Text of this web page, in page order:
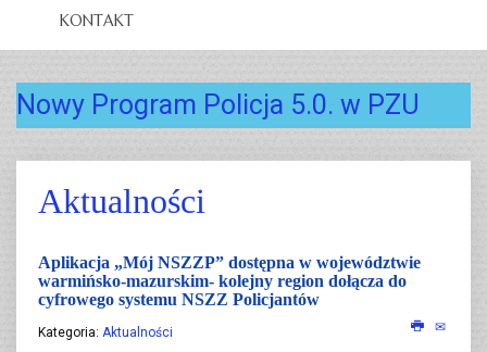
KONTAKT
Nowy Program Policja 5.0. w PZU
Aktualności
Aplikacja „Mój NSZZP” dostępna w województwie
warmińsko-mazurskim- kolejny region dołącza do
cyfrowego systemu NSZZ Policjantów
Kategoria: Aktualności